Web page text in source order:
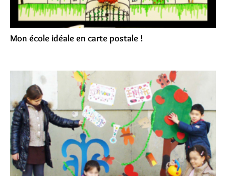
Mon école idéale en carte postale !